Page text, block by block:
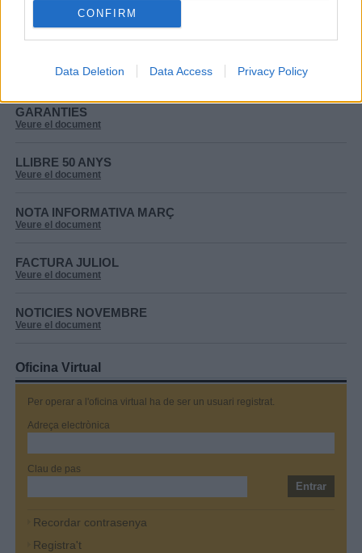
CONFIRM
Data Deletion Data Access Privacy Policy
Veure el document
INFORMACIÓ PER ASSEMBLEA
Veure el document
GARANTIES
Veure el document
LLIBRE 50 ANYS
Veure el document
NOTA INFORMATIVA MARÇ
Veure el document
FACTURA JULIOL
Veure el document
NOTICIES NOVEMBRE
Veure el document
Oficina Virtual
Per operar a l'oficina virtual ha de ser un usuari registrat.
Adreça electrònica
Clau de pas
Recordar contrasenya
Registra't